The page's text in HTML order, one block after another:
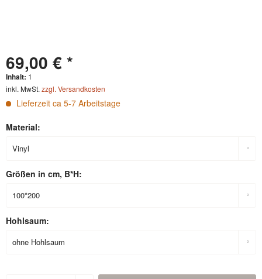
69,00 € *
Inhalt: 1
inkl. MwSt. zzgl. Versandkosten
Lieferzeit ca 5-7 Arbeitstage
Material:
Größen in cm, B*H:
Hohlsaum: